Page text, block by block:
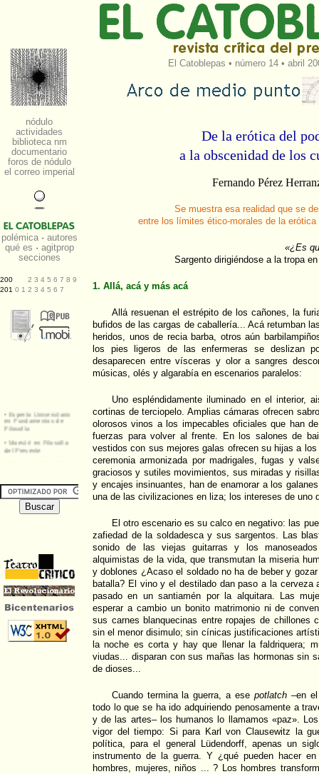
El Catoblepas • número 14 • abril
De la erótica del
a la obscenidad de los
Fernando Pérez
Se muestra esa realidad que se
entre los límites ético-morales de la
«¿Es
Sargento dirigiéndose a la tropa
1. Allá, acá y más acá
Allá resuenan el estrépito de los cañones, la
bufidos de las cargas de caballería... Acá retumban
heridos, unos de recia barba, otros aún
los pies ligeros de las enfermeras se deslizan
desaparecen entre vísceras y olor a sangres
músicas, olés y algarabía en escenarios paralelos:
Uno espléndidamente iluminado en el interior,
cortinas de terciopelo. Amplias cámaras ofrecen
olorosos vinos a los impecables oficiales que han
fuerzas para volver al frente. En los salones de
vestidos con sus mejores galas ofrecen su hijas a
ceremonia armonizada por madrigales, fugas y
graciosos y sutiles movimientos, sus miradas y
y encajes insinuantes, han de enamorar a los
una de las civilizaciones en liza; los intereses de uno
El otro escenario es su calco en negativo: las
zafiedad de la soldadesca y sus sargentos. Las
sonido de las viejas guitarras y los
alquimistas de la vida, que transmutan la miseria
y doblones ¿Acaso el soldado no ha de beber y
batalla? El vino y el destilado dan paso a la cerveza
pasado en un santiamén por la alquitara. Las
esperar a cambio un bonito matrimonio ni de
sus carnes blanquecinas entre ropajes de chillones
sin el menor disimulo; sin cínicas justificaciones
la noche es corta y hay que llenar la faldriquera;
viudas... disparan con sus mañas las hormonas sin
de dioses...
Cuando termina la guerra, a ese potlatch–en el
todo lo que se ha ido adquiriendo penosamente a
y de las artes– los humanos lo llamamos «paz».
vigor del tiempo: Si para Karl von Clausewitz la
política, para el general Lüdendorff, apenas un
instrumento de la guerra. Y ¿qué pueden hacer
hombres, mujeres, niños ... ? Los hombres